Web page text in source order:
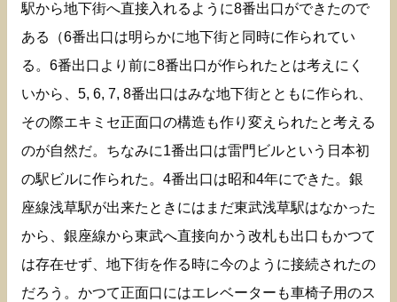
駅から地下街へ直接入れるように8番出口ができたので
ある（6番出口は明らかに地下街と同時に作られてい
る。6番出口より前に8番出口が作られたとは考えにく
いから、5, 6, 7, 8番出口はみな地下街とともに作られ、
その際エキミセ正面口の構造も作り変えられたと考える
のが自然だ。ちなみに1番出口は雷門ビルという日本初
の駅ビルに作られた。4番出口は昭和4年にできた。銀
座線浅草駅が出来たときにはまだ東武浅草駅はなかった
から、銀座線から東武へ直接向かう改札も出口もかつて
は存在せず、地下街を作る時に今のように接続されたの
だろう。かつて正面口にはエレベーターも車椅子用のス